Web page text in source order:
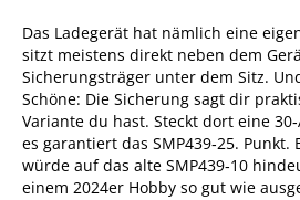
Das Ladegerät hat nämlich eine
sitzt meistens direkt neben dem
Sicherungsträger unter dem Sitz.
Schöne: Die Sicherung sagt dir
Variante du hast. Steckt dort eine
es garantiert das SMP439‑25. Punkt.
würde auf das alte SMP439‑10
einem 2024er Hobby so gut wie